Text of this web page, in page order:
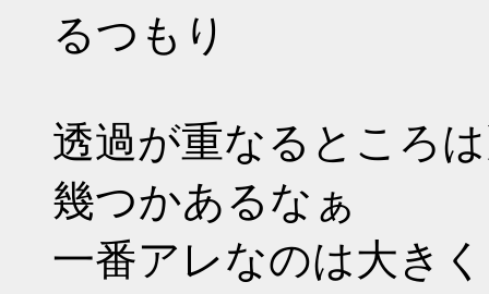
るつもり
透過が重なるところ
幾つかあるなぁ
一番アレなのは大き